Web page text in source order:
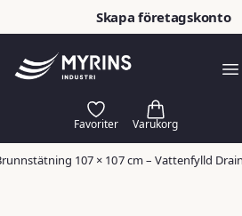
Skapa företagskonto
107 × 107 cm – Vattenfylld